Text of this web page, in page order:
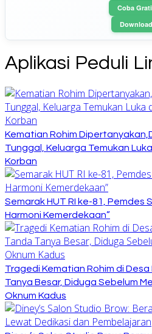
Coba
Download
Aplikasi Peduli
Kematian Rohim
Tunggal, Keluarga Temukan
Korban
Semarak HUT RI ke-81, Pemdes
Harmoni Kemerdekaan”
Tragedi Kematian Rohim di
Tanya Besar, Diduga Sebelum
Oknum Kadus